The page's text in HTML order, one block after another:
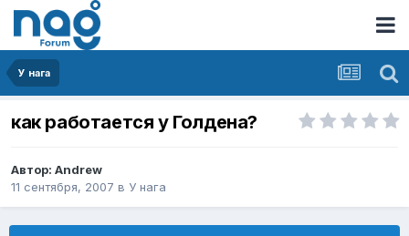
У нага
как работается у Голдена?
Автор: Andrеw
11 сентября, 2007 в У нага